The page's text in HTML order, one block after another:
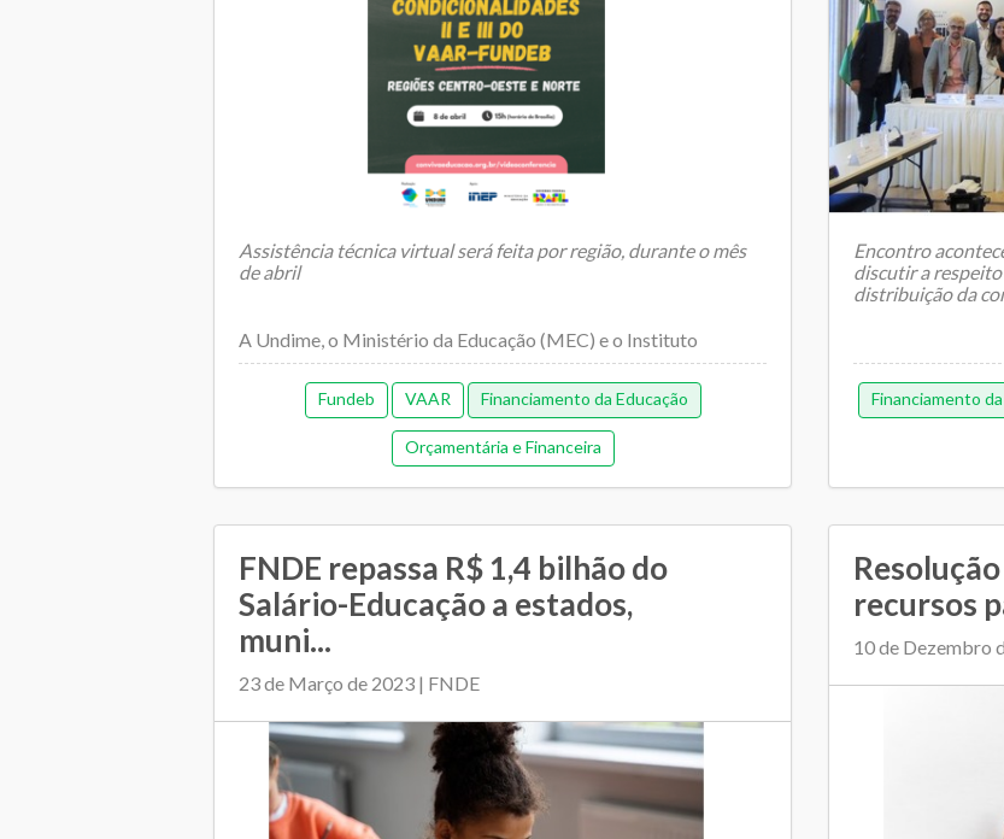
Assistência técnica virtual será feita por região, durante o mês
de abril
A Undime, o Ministério da Educação (MEC) e o Instituto
Nacional de E...
Fundeb VAAR Financiamento da Educação
Orçamentária e Financeira
Encontro
discutir a
distribuição da
...
Financiamento
FNDE repassa R$ 1,4 bilhão do
Salário-Educação a estados,
muni...
23 de Março de 2023 | FNDE
recursos
10 de Dezembro